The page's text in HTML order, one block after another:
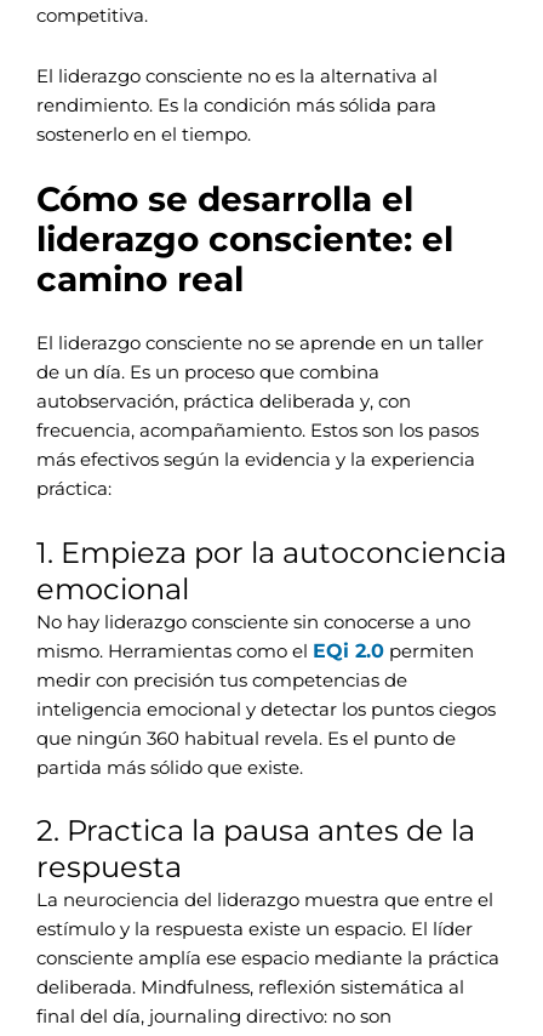
competitiva.
El liderazgo consciente no es la alternativa al
rendimiento. Es la condición más sólida para
sostenerlo en el tiempo.
Cómo se desarrolla el
liderazgo consciente: el
camino real
El liderazgo consciente no se aprende en un taller
de un día. Es un proceso que combina
autobservación, práctica deliberada y, con
frecuencia, acompañamiento. Estos son los pasos
más efectivos según la evidencia y la experiencia
práctica:
1. Empieza por la autoconciencia
emocional
No hay liderazgo consciente sin conocerse a uno
mismo. Herramientas como el EQi 2.0 permiten
medir con precisión tus competencias de
inteligencia emocional y detectar los puntos ciegos
que ningún 360 habitual revela. Es el punto de
partida más sólido que existe.
2. Practica la pausa antes de la
respuesta
La neurociencia del liderazgo muestra que entre el
estímulo y la respuesta existe un espacio. El líder
consciente amplía ese espacio mediante la práctica
deliberada. Mindfulness, reflexión sistemática al
final del día, journaling directivo: no son